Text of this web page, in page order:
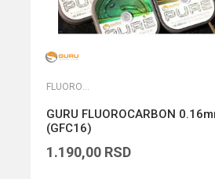
FLUOROKARBONI
GURU FLUOROCARBON
(GFC16)
1.190,00 RSD